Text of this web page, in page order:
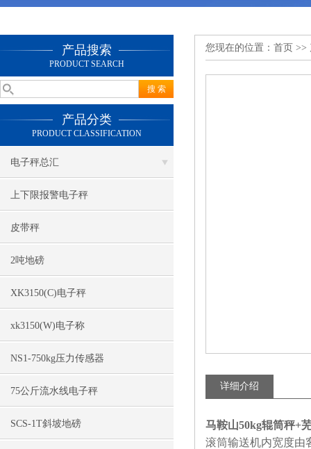
产品搜索
PRODUCT SEARCH
产品分类
PRODUCT CLASSIFICATION
电子秤总汇
上下限报警电子秤
皮带秤
2吨地磅
XK3150(C)电子秤
xk3150(W)电子称
NS1-750kg压力传感器
75公斤流水线电子秤
SCS-1T斜坡地磅
您现在的位置： 首页 >>
详细介绍
马鞍山50kg辊筒秤+
滚筒输送机内宽度由